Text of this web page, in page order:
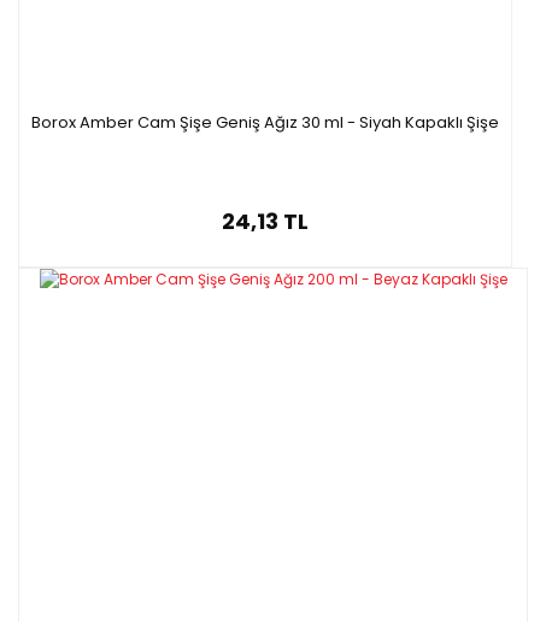
Borox Amber Cam Şişe Geniş Ağız 30 ml - Siyah Kapaklı Şişe
24,13 TL